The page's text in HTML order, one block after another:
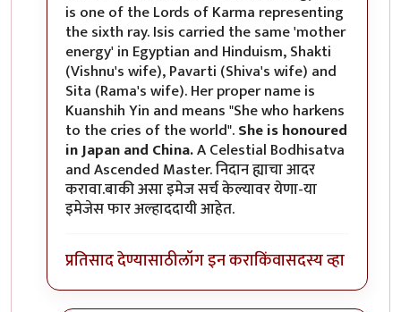
is one of the Lords of Karma representing
the sixth ray. Isis carried the same 'mother
energy' in Egyptian and Hinduism, Shakti
(Vishnu's wife), Pavarti (Shiva's wife) and
Sita (Rama's wife). Her proper name is
Kuanshih Yin and means "She who harkens
to the cries of the world".She is honoured
in Japan and China.A Celestial Bodhisatva
and Ascended Master. निदान ह्याचा आदर
करावा.बाकी असा इमेज सर्च केल्यावर येणा-या
इमेजेस फार अल्हाददायी आहेत.
प्रतिसाद देण्यासाठीलॉग इन कराकिंवासदस्य व्हा